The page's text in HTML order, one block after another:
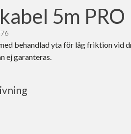
5m PRO
behandlad yta för låg friktion vid
ej garanteras.